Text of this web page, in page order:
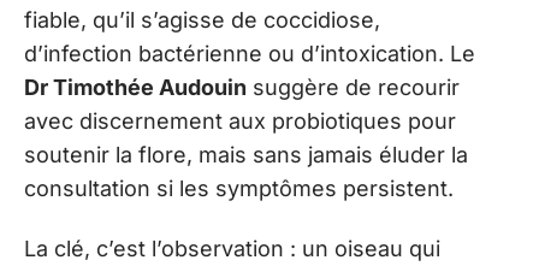
fiable, qu’il s’agisse de coccidiose,
d’infection bactérienne ou d’intoxication. Le
Dr Timothée Audouin suggère de recourir
avec discernement aux probiotiques pour
soutenir la flore, mais sans jamais éluder la
consultation si les symptômes persistent.
La clé, c’est l’observation : un oiseau qui